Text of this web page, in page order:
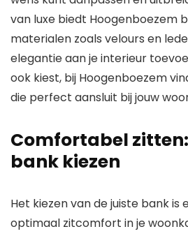
van luxe biedt Hoogenboezem
materialen zoals velours en
elegantie aan je interieur
ook kiest, bij Hoogenboezem
die perfect aansluit bij jouw
Comfortabel
bank kiezen
Het kiezen van de juiste bank is
optimaal zitcomfort in je